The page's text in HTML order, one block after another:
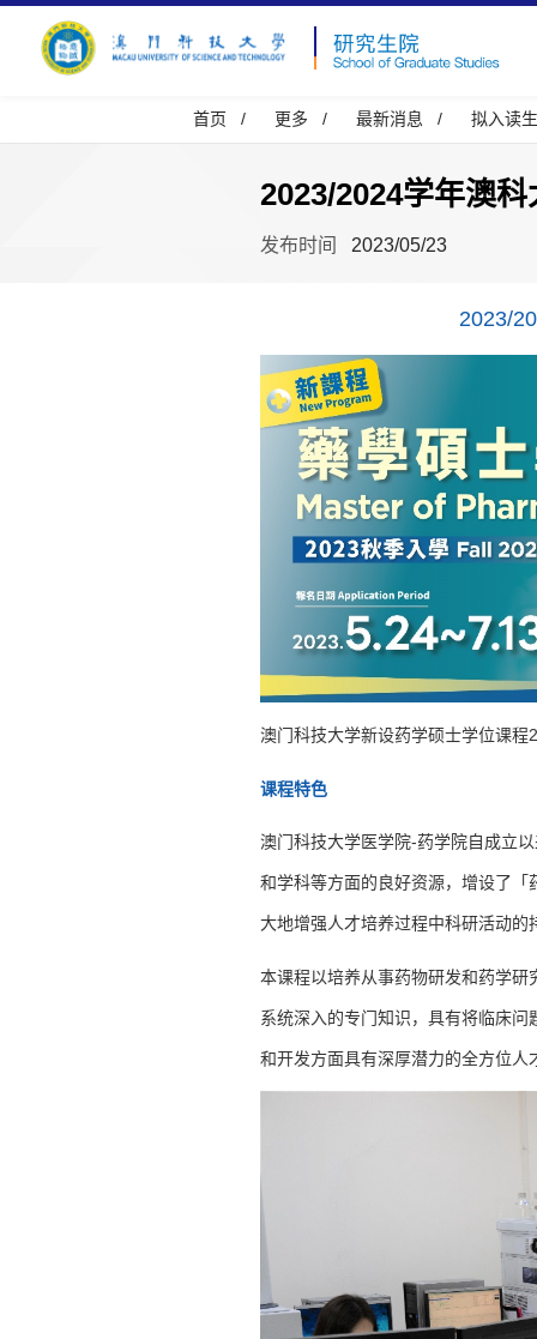
首页 / 更多 / 最新消息 / 拟入读
2023/2024学年澳
发布时间 2023/05/23
2023/
澳门科技大学新设药学硕士学位课
课程特色
澳门科技大学医学院-药学院自成立
和学科等方面的良好资源，增设了
大地增强人才培养过程中科研活动的
本课程以培养从事药物研发和药学
系统深入的专门知识，具有将临床
和开发方面具有深厚潜力的全方位人